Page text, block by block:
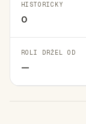
HISTORICKY
0
ROLI DRŽEL OD
—